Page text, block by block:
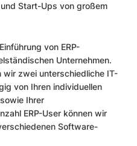
Start-Ups von großem
von ERP-
Unternehmen.
wir zwei unterschiedliche IT-
von Ihren individuellen
Ihrer
ERP-User können wir
Software-